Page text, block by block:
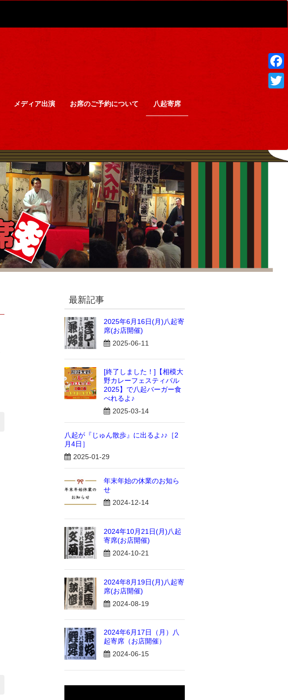
メディア出演 お席のご予約について 八起寄席
最新記事
2025年6月16日(月)八起寄
席(お店開催)
2025-06-11
[終了しました！]【相模大
野カレーフェスティバル
2025】で八起バーガー食
べれるよ♪
2025-03-14
八起が『じゅん散歩』に出るよ♪♪［2
月4日］
2025-01-29
年末年始の休業のお知ら
せ
2024-12-14
2024年10月21日(月)八起
寄席(お店開催)
2024-10-21
2024年8月19日(月)八起寄
席(お店開催)
2024-08-19
2024年6月17日（月）八
起寄席（お店開催）
2024-06-15
F
o
t